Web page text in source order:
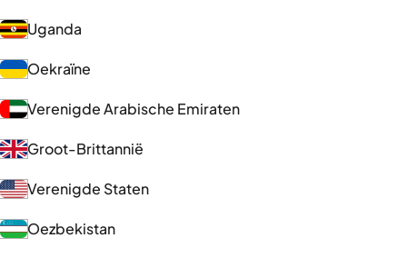
Uganda
Oekraïne
Verenigde Arabische Emiraten
Groot-Brittannië
Verenigde Staten
Oezbekistan